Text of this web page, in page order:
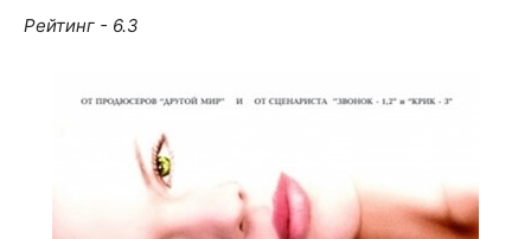
Рейтинг - 6.3